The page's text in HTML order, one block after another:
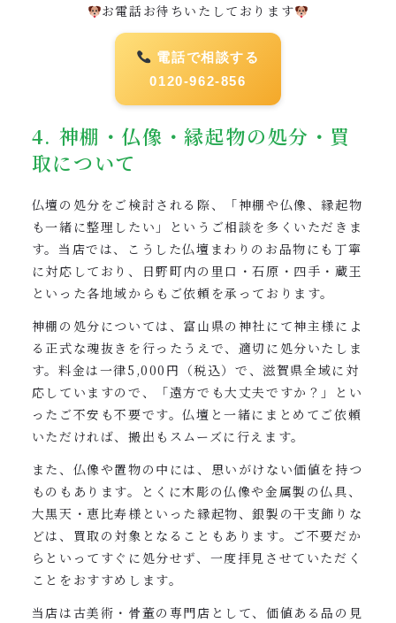
お電話お待ちいたしております
電話で相談する
0120-962-856
4. 神棚・仏像・縁起物の処分・買
取について
仏壇の処分をご検討される際、「神棚や仏像、縁起物
も一緒に整理したい」というご相談を多くいただきま
す。当店では、こうした仏壇まわりのお品物にも丁寧
に対応しており、日野町内の里口・石原・四手・蔵王
といった各地域からもご依頼を承っております。
神棚の処分については、富山県の神社にて神主様によ
る正式な魂抜きを行ったうえで、適切に処分いたしま
す。料金は一律5,000円（税込）で、滋賀県全域に対
応していますので、「遠方でも大丈夫ですか？」とい
ったご不安も不要です。仏壇と一緒にまとめてご依頼
いただければ、搬出もスムーズに行えます。
また、仏像や置物の中には、思いがけない価値を持つ
ものもあります。とくに木彫の仏像や金属製の仏具、
大黒天・恵比寿様といった縁起物、銀製の干支飾りな
どは、買取の対象となることもあります。ご不要だか
らといってすぐに処分せず、一度拝見させていただく
ことをおすすめします。
当店は古美術・骨董の専門店として、価値ある品の見